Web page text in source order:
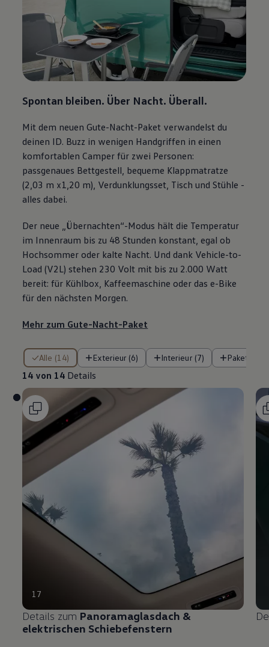
Spontan bleiben. Über Nacht. Überall.
Mit dem neuen Gute-Nacht-Paket verwandelst du
deinen ID. Buzz in wenigen Handgriffen in einen
komfortablen Camper für zwei Personen:
passgenaues Bettgestell, bequeme Klappmatratze
(2,03 m x1,20 m), Verdunklungsset, Tisch und Stühle -
alles dabei.
Der neue „Übernachten“-Modus hält die Temperatur
im Innenraum bis zu 48 Stunden konstant, egal ob
Hochsommer oder kalte Nacht. Und dank Vehicle-to-
Load (V2L) stehen 230 Volt mit bis zu 2.000 Watt
bereit: für Kühlbox, Kaffeemaschine oder das e-Bike
für den nächsten Morgen.
Mehr zum Gute-Nacht-Paket
Alle (14) Exterieur (6) Interieur (7) Pakete (1)
14 von 14 Details
14 von 14 Details
17
Details zum Panoramaglasdach &
elektrischen Schiebefenstern